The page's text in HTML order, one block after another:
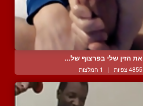
הזין שלי בפרצוף של...
4855 צפיות | 1 המלצות